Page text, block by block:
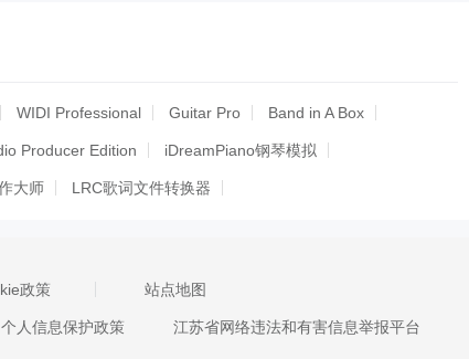
WIDI Professional Guitar Pro Band in A Box
Producer Edition iDreamPiano钢琴模拟
大师 LRC歌词文件转换器
EOP 录像大师 酷音传送
Boxoft Duplicate Music Finder Sync iOS
政策 站点地图
个人信息保护政策 江苏省网络违法和有害信息举报平台